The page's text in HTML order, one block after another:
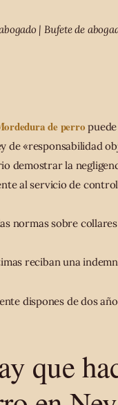
| Bufete de
de perro
de «responsabilidad
demostrar la
al servicio de
normas sobre
reciban una
dispones de dos
que